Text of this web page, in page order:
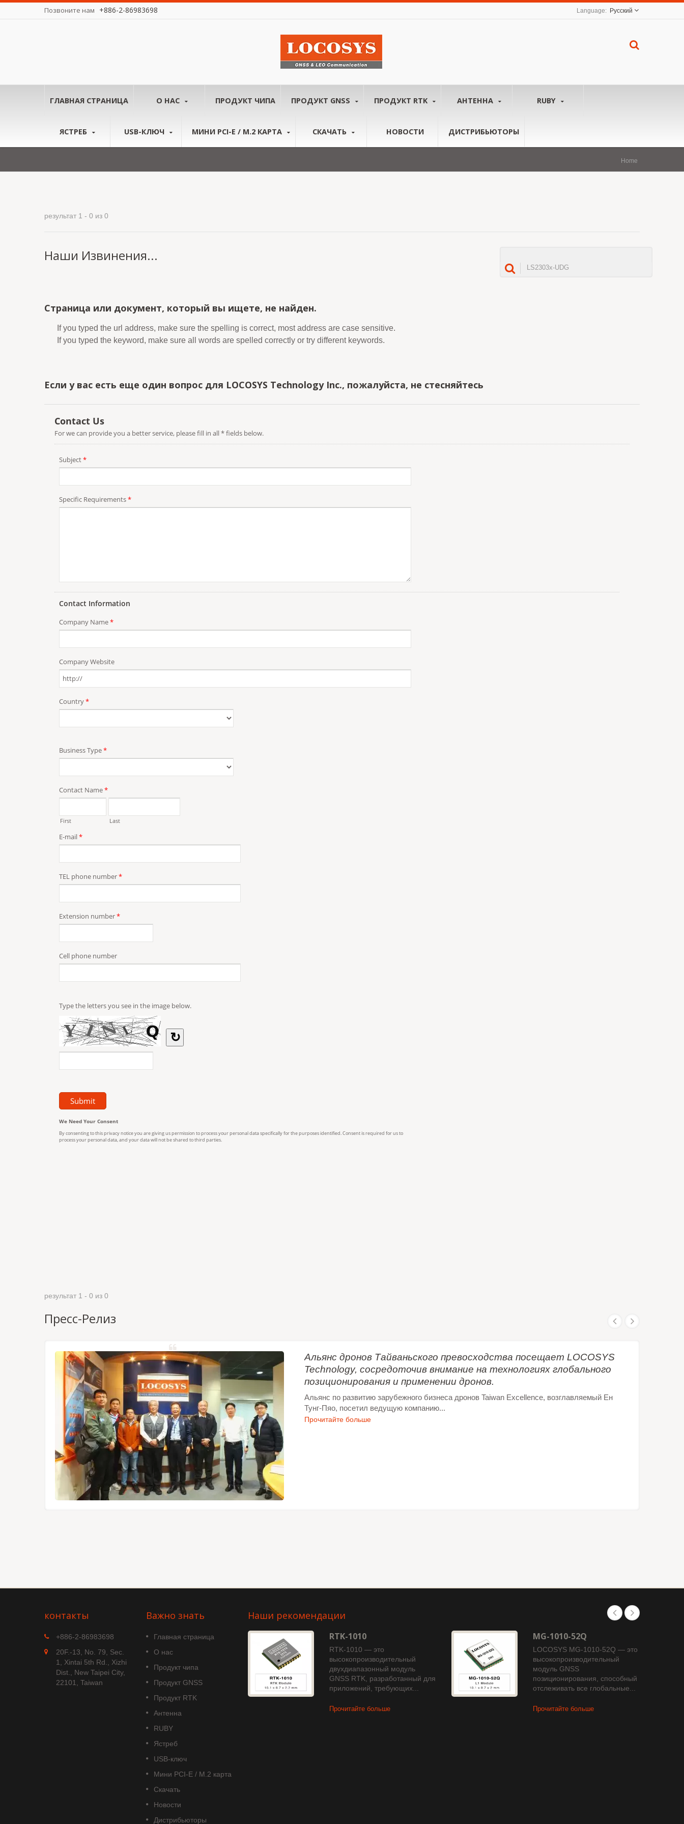
Позвоните нам +886-2-86983698 Русский
ГЛАВНАЯ СТРАНИЦА О НАС ПРОДУКТ ЧИПА ПРОДУКТ GNSS ПРОДУКТ RTK АНТЕННА RUBY
ЯСТРЕБ USB-КЛЮЧ МИНИ PCI-E / M.2 КАРТА СКАЧАТЬ НОВОСТИ ДИСТРИБЬЮТОРЫ
Home
результат 1 - 0 из 0
Наши Извинения...
Страница или документ, который вы ищете, не найден.
If you typed the url address, make sure the spelling is correct, most address are case sensitive.
If you typed the keyword, make sure all words are spelled correctly or try different keywords.
Если у вас есть еще один вопрос для LOCOSYS Technology Inc., пожалуйста, не стесняйтесь
результат 1 - 0 из 0
Пресс-Релиз
Альянс дронов Тайваньского превосходства посещает LOCOSYS
Technology, сосредоточив внимание на технологиях глобального
позиционирования и применении дронов.
Альянс по развитию зарубежного бизнеса дронов Taiwan Excellence, возглавляемый Ен
Тунг-Пяо, посетил ведущую компанию...
Прочитайте больше
контакты
+886-2-86983698
20F.-13, No. 79, Sec.
1, Xintai 5th Rd., Xizhi
Dist., New Taipei City,
22101, Taiwan
Важно знать
Главная страница
О нас
Продукт чипа
Продукт GNSS
Продукт RTK
Антенна
RUBY
Ястреб
USB-ключ
Мини PCI-E / M.2 карта
Скачать
Новости
Дистрибьюторы
Наши рекомендации
MGS-1513-52Q
MGS-1513-52Q — это
полностью автономный модуль
умной антенны GNSS с
несколькими частотами,
включая встроенную...
Прочитайте больше
RTK-1010
RTK-1010 — это
высокопроизводительный
двухдиапазонный модуль
GNSS RTK, разработанный для
приложений, требующих...
Прочитайте больше
MG-1010-52Q
LOCOSYS MG-1010-52Q — это
высокопроизводительный
модуль GNSS
позиционирования, способный
отслеживать все глобальные...
Прочитайте больше